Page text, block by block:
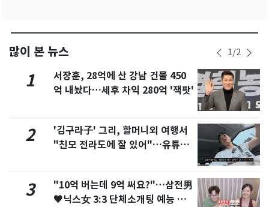
많이 본 뉴스 1/2
1
서장훈, 28억에 산 강남 건물 450
억 내놨다…세후 차익 280억 '잭팟'
2
'김구라子' 그리, 할머니외 여행서
"친모 전라도에 잘 있어"…유튜브
3
"10억 버는데 9억 써요?"…삼전男
♥닉스女 3:3 단체소개팅 예능 화